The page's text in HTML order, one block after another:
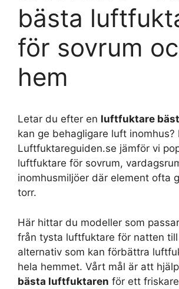
bästa
för sovrum
hem
Letar du efter en luftfuktare
kan ge behagligare luft inomhus?
Luftfuktareguiden.se jämför vi
luftfuktare för sovrum,
inomhusmiljöer där element ofta
torr.
Här hittar du modeller som
från tysta luftfuktare för natten
alternativ som kan förbättra
hela hemmet. Vårt mål är att
bästa luftfuktaren för ett